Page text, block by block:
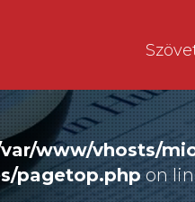
www/vhosts/
pagetop.phpon